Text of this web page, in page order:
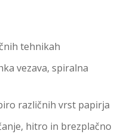
tehnikah
vezava, spiralna
različnih vrst papirja
hitro in brezplačno